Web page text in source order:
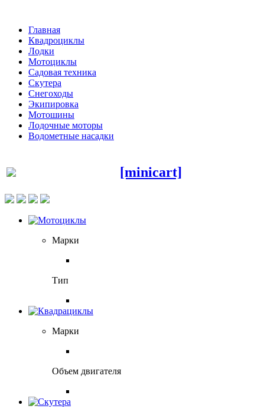
Главная
Квадроциклы
Лодки
Мотоциклы
Садовая техника
Скутера
Снегоходы
Экипировка
Мотошины
Лодочные моторы
Водометные насадки
[minicart]
Марки
Тип
Марки
Объем двигателя